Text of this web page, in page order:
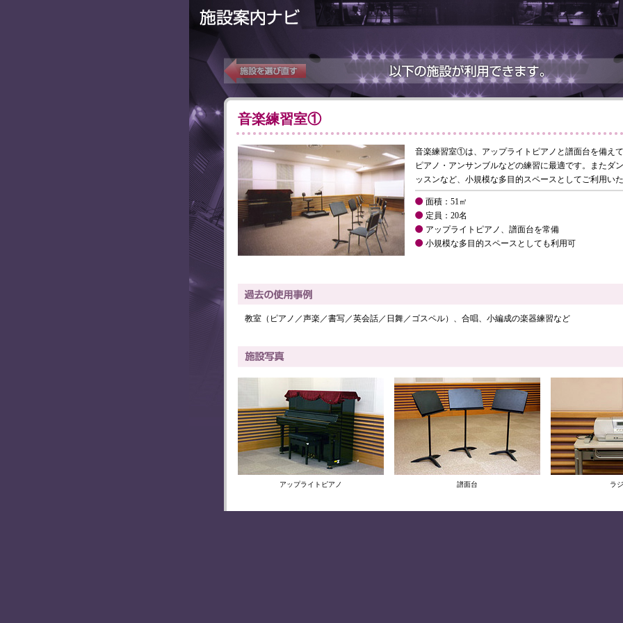
音楽練習室①
音楽練習室①は、アップライトピアノと譜面台を備え
ピアノ・アンサンブルなどの練習に最適です。またダ
ッスンなど、小規模な多目的スペースとしてご利用い
面積：51㎡
定員：20名
アップライトピアノ、譜面台を常備
小規模な多目的スペースとしても利用可
教室（ピアノ／声楽／書写／英会話／日舞／ゴスペル）、合唱、小編成の楽器練習など
アップライトピアノ 譜面台 ラ